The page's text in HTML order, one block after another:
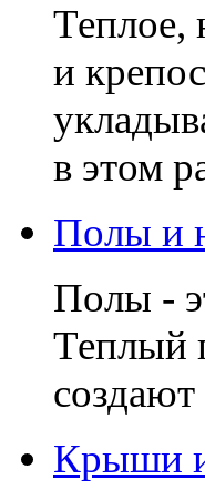
Теплое,
и
в этом
Полы и
Полы -
Теплый
Крыши